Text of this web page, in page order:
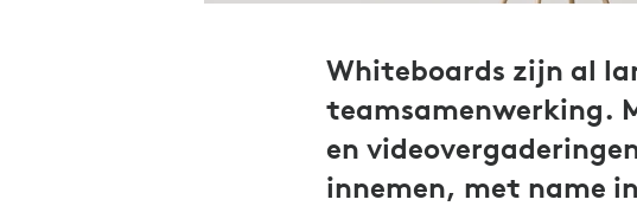
Whiteboards zijn al
teamsamenwerking.
en
innemen, met name